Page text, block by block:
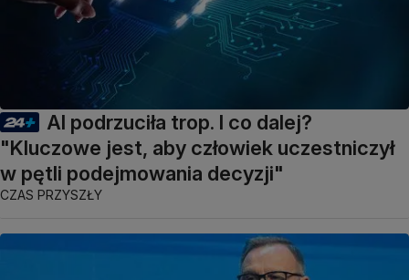
AI podrzuciła trop. I co dalej?
"Kluczowe jest, aby człowiek uczestniczył
w pętli podejmowania decyzji"
CZAS PRZYSZŁY